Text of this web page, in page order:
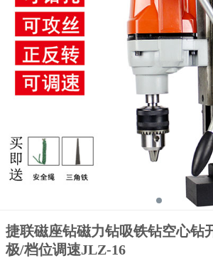
捷联磁座钻磁力钻吸铁钻空心钻
极/档位调速JLZ-16